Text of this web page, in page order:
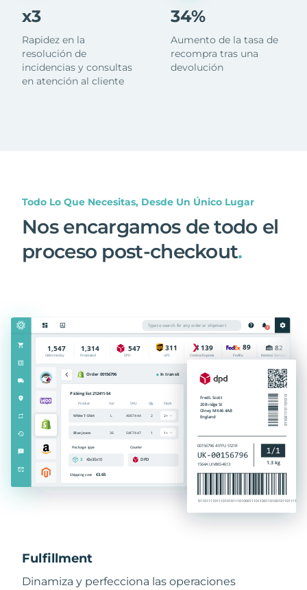
x3
Rapidez en la
resolución de
incidencias y consultas
en atención al cliente
34%
Aumento de la tasa de
recompra tras una
devolución
Todo Lo Que Necesitas, Desde Un Único Lugar
Nos encargamos de todo el
proceso post-checkout.
Fulfillment
Dinamiza y perfecciona las operaciones